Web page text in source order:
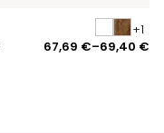
67,69 €–69,40 €